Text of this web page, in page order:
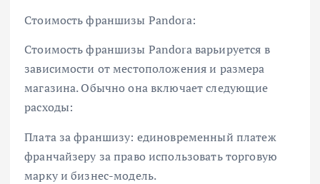
Стоимость франшизы Pandora:
Стоимость франшизы Pandora варьируется в
зависимости от местоположения и размера
магазина. Обычно она включает следующие
расходы:
Плата за франшизу: единовременный платеж
франчайзеру за право использовать торговую
марку и бизнес-модель.